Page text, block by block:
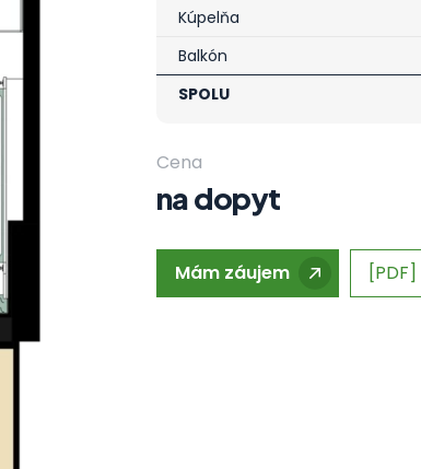
Kúpelňa
Balkón
SPOLU
Cena
na dopyt
Mám záujem [PDF]